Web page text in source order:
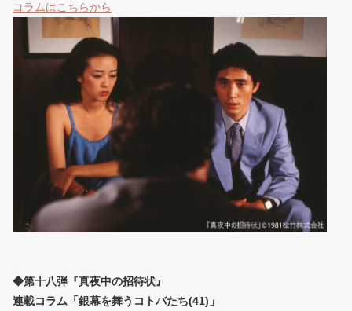
コラムはこちらから
◆第十八弾『真夜中の招待状』
連載コラム「銀幕を舞うコトバたち(41)」